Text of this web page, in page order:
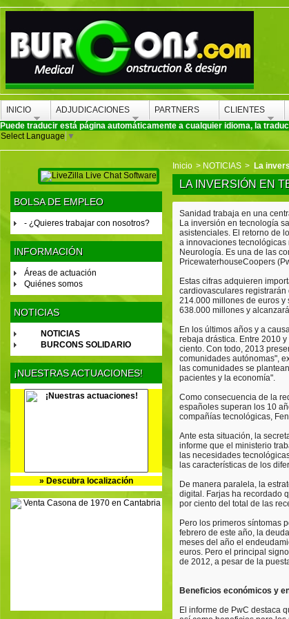
INICIO ADJUDICACIONES PARTNERS CLIENTES
Puede traducir está página automáticamente a cualquier idioma, la
Select Language ▼
BOLSA DE EMPLEO
- ¿Quieres trabajar con nosotros?
INFORMACIÓN
Áreas de actuación
Quiénes somos
NOTICIAS
NOTICIAS
BURCONS SOLIDARIO
¡NUESTRAS ACTUACIONES!
» Descubra localización
Inicio > NOTICIAS > La
LA INVERSIÓN EN
Sanidad trabaja en una
La inversión en tecnología
asistenciales. El retorno de
a innovaciones tecnológicas
Neurología. Es una de las
PricewaterhouseCoopers
Estas cifras adquieren
cardiovasculares
214.000 millones de euros y
638.000 millones y
En los últimos años y a
rebaja drástica. Entre 2010
ciento. Con todo, 2013
comunidades autónomas",
las comunidades se
pacientes y la economía".
Como consecuencia de la
españoles superan los 10
compañías tecnológicas,
Ante esta situación, la
informe que el ministerio
las necesidades
las características de los
De manera paralela, la
digital. Farjas ha recordado
por ciento del total de las
Pero los primeros síntomas
febrero de este año, la
meses del año el
euros. Pero el principal
de 2012, a pesar de la
Beneficios económicos y
El informe de PwC destaca